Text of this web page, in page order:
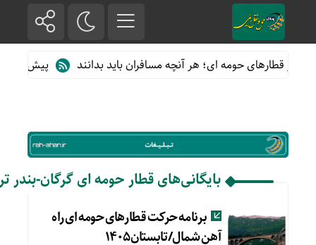
از قطارهای حومه ای؛ هر آنچه مسافران باید بدانند پیش فروش
بایگانی‌های قطار حومه ای گرگان-
برنامه حرکت قطارهای حومه ای راه
آهن شمال/تابستان۱۴۰۵